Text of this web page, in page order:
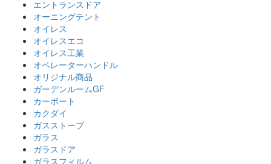
エントランスドア
オーニングテント
オイレス
オイレスエコ
オイレス工業
オペレーターハンドル
オリジナル商品
ガーデンルームGF
カーポート
カクダイ
ガスストーブ
ガラス
ガラスドア
ガラスフィルム